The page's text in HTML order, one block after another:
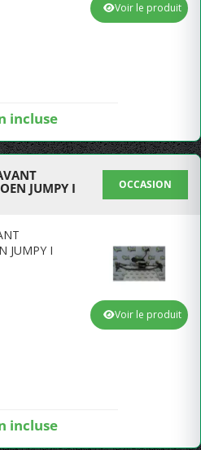
incluse
Voir le produit
JUMPY I
OCCASION
JUMPY I
incluse
Voir le produit